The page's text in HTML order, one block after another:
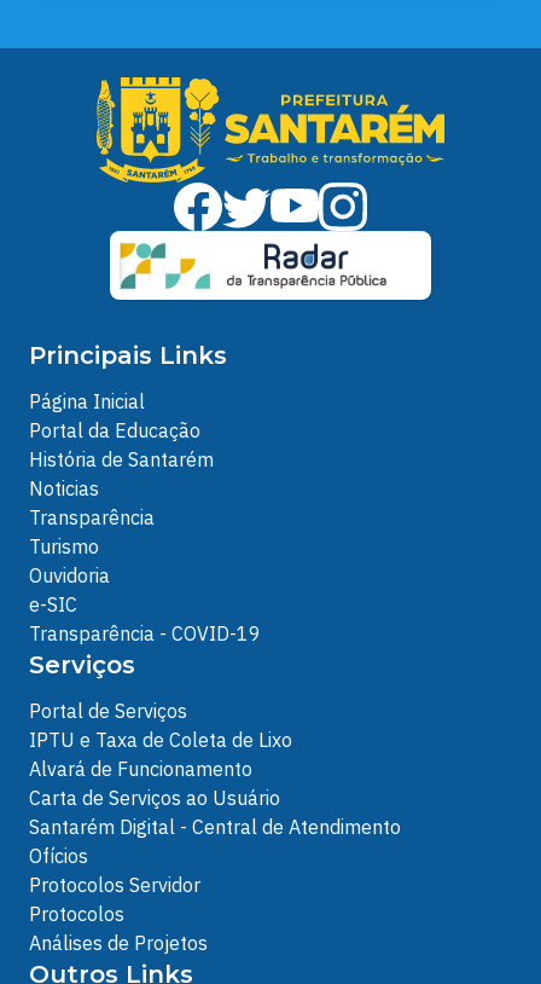
Principais Links
Página Inicial
Portal da Educação
História de Santarém
Noticias
Transparência
Turismo
Ouvidoria
e-SIC
Transparência - COVID-19
Serviços
Portal de Serviços
IPTU e Taxa de Coleta de Lixo
Alvará de Funcionamento
Carta de Serviços ao Usuário
Santarém Digital - Central de Atendimento
Ofícios
Protocolos Servidor
Protocolos
Análises de Projetos
Outros Links